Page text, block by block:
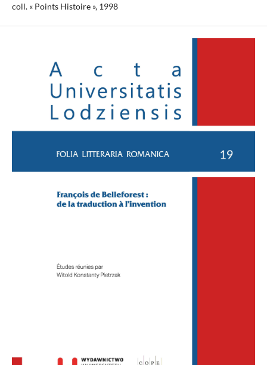
coll. « Points Histoire », 1998